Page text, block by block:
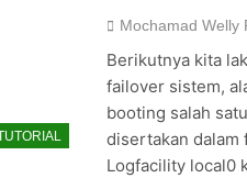
Mochamad Welly
Berikutnya kita
failover sistem,
booting salah
disertakan
Logfacility local0